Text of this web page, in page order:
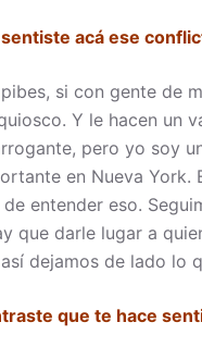
acá ese
si con gente de
Y le hacen un
pero yo soy
en Nueva York.
entender eso.
que darle lugar a
dejamos de lado lo
que te hace